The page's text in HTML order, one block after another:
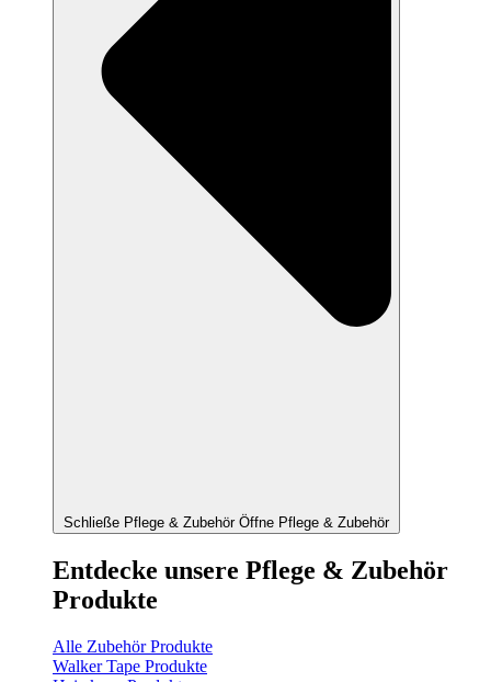
Schließe Pflege & Zubehör Öffne Pflege & Zubehör
Entdecke unsere Pflege & Zubehör
Produkte
Alle Zubehör Produkte
Walker Tape Produkte